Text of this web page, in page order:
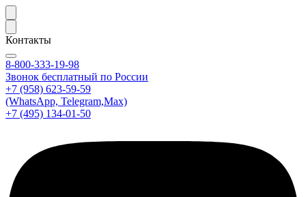
Контакты
8-800-333-19-98
Звонок бесплатный по России
+7 (958) 623-59-59
(WhatsApp, Telegram,Max)
+7 (495) 134-01-50